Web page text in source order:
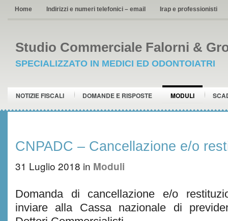
Home Indirizzi e numeri telefonici – email Irap e professionisti
Studio Commerciale Falorni &
SPECIALIZZATO IN MEDICI ED ODONTOIATRI
NOTIZIE FISCALI DOMANDE E RISPOSTE MODULI
CNPADC – Cancellazione e/o
31 Luglio 2018 in Moduli
Domanda di cancellazione e/o
inviare alla Cassa nazionale di